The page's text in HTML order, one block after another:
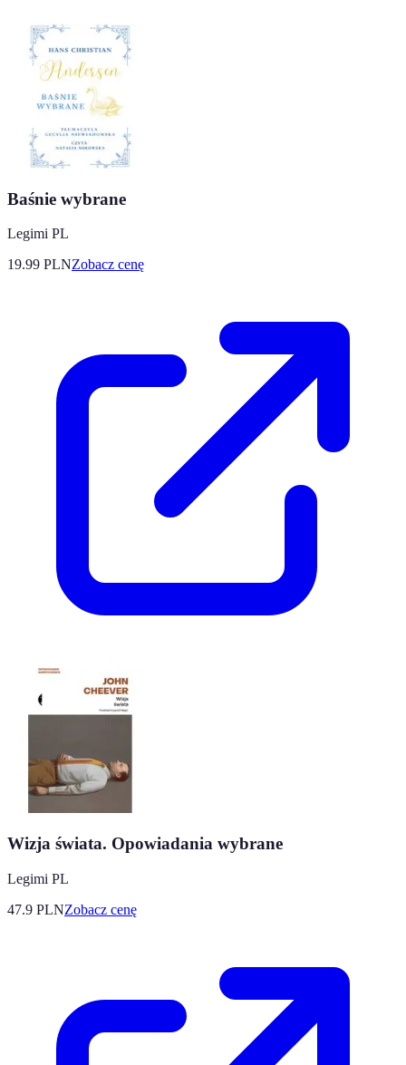
Baśnie wybrane
Legimi PL
19.99 PLNZobacz cenę
Wizja świata. Opowiadania wybrane
Legimi PL
47.9 PLNZobacz cenę